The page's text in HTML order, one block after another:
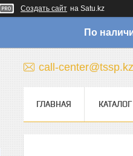
Создать сайт на Satu.kz
По
call-center@tssp.kz
ГЛАВНАЯ КАТАЛОГ